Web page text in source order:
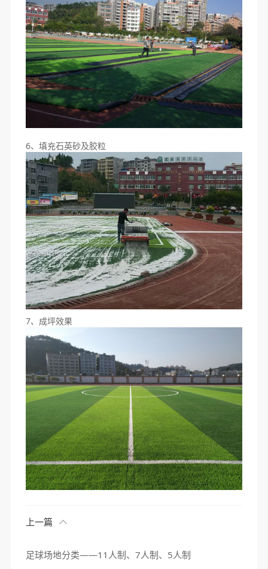
6、填充石英砂及胶粒
7、成坪效果
上一篇
足球场地分类——11人制、7人制、5人制